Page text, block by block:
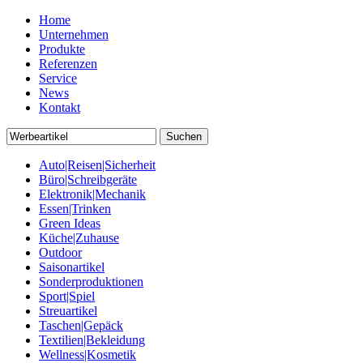
Home
Unternehmen
Produkte
Referenzen
Service
News
Kontakt
Auto|Reisen|Sicherheit
Büro|Schreibgeräte
Elektronik|Mechanik
Essen|Trinken
Green Ideas
Küche|Zuhause
Outdoor
Saisonartikel
Sonderproduktionen
Sport|Spiel
Streuartikel
Taschen|Gepäck
Textilien|Bekleidung
Wellness|Kosmetik